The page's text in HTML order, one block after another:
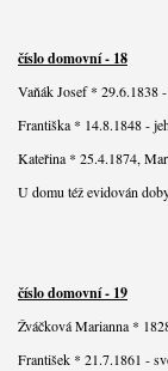
číslo domovní - 18
Vaňák Josef * 29.6.1838
Františka * 14.8.1848 -
Kateřina * 25.4.1874,
U domu též evidován
číslo domovní - 19
Žváčková Marianna *
František * 21.7.1861 -